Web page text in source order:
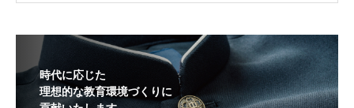
時代に応じた
理想的な教育環境づくりに